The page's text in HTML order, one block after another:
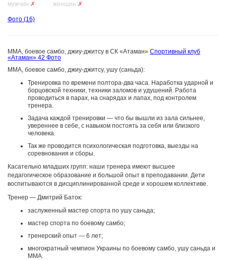
мужчин ✗ женщин ✗
Фото (16)
MMA, боевое самбо, джиу-джитсу в СК «Атаман» Спортивный клуб
«Атаман» 42 Фото
ММА, боевое самбо, джиу-джитсу, ушу (саньда):
Тренировка по времени полтора-два часа. Наработка ударной и
борцовской техники, техники заломов и удушений. Работа
проводиться в парах, на снарядах и лапах, под контролем
тренера.
Задача каждой тренировки — что бы вышли из зала сильнее,
увереннее в себе, с навыком постоять за себя или близкого
человека.
Так же проводится психологическая подготовка, выезды на
соревнования и сборы.
Касательно младших групп: наши тренера имеют высшее
педагогическое образование и большой опыт в преподавании. Дети
воспитываются в дисциплинированной среде и хорошем коллективе.
Тренер — Дмитрий Баток:
заслуженный мастер спорта по ушу саньда;
мастер спорта по боевому самбо;
тренерский опыт — 6 лет;
многократный чемпион Украины по боевому самбо, ушу саньда и
ММА.